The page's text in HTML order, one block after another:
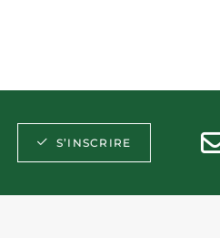
S’INSCRIRE